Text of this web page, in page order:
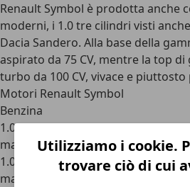
Renault Symbol è prodotta anche
moderni, i 1.0 tre cilindri visti
Dacia Sandero. Alla base della
aspirato da 75 CV, mentre la top di
turbo da 100 CV, vivace e
Motori Renault Symbol
Benzina
1.0 SCe, 1.0 tre cilindri aspirato, 75
marce, trazione anteriore
1.0 TCe, 1.0 tre cilindri turbo, 100
marce, trazione anteriore
Utilizziamo i cookie.
trovare ciò di cui